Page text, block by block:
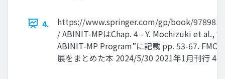
4.
https://www.springer.com/gp/book/
/ ABINIT-MPはChap. 4 - Y. Mochizuki et al.,
ABINIT-MP Program”に記載 pp. 53-67. FMO
展をまとめた本 2024/5/30 2021年1月刊行 4